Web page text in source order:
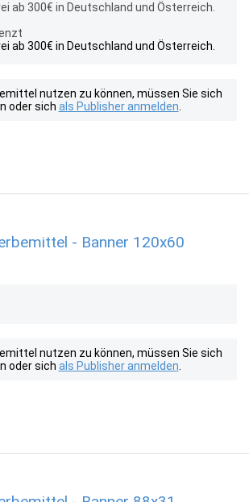
ab 300€ in Deutschland und Österreich.
ab 300€ in Deutschland und Österreich.
nutzen zu können, müssen Sie sich
oder sich als Publisher anmelden
- Banner 120x60
nutzen zu können, müssen Sie sich
oder sich als Publisher anmelden